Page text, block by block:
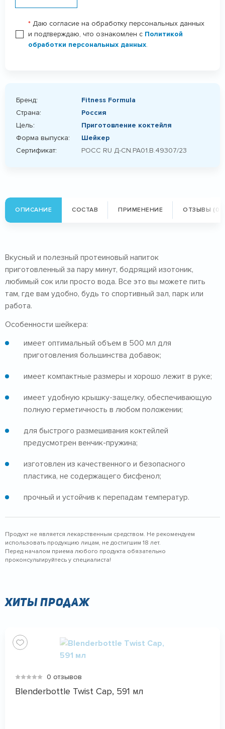
* Даю согласие на обработку персональных данных
и подтверждаю, что ознакомлен с Политикой
обработки персональных данных.
Бренд:
Fitness Formula
Страна:
Россия
Цель:
Приготовление коктейля
Форма выпуска:
Шейкер
Сертификат:
РОСС RU Д-CN.РА01.В.49307/23
ОПИСАНИЕ СОСТАВ ПРИМЕНЕНИЕ ОТЗЫВЫ (0)
Вкусный и полезный протеиновый напиток
приготовленный за пару минут, бодрящий изотоник,
любимый сок или просто вода. Все это вы можете пить
там, где вам удобно, будь то спортивный зал, парк или
работа.
Особенности шейкера:
имеет оптимальный объем в 500 мл для
приготовления большинства добавок;
имеет компактные размеры и хорошо лежит в руке;
имеет удобную крышку-защелку, обеспечивающую
полную герметичность в любом положении;
для быстрого размешивания коктейлей
предусмотрен венчик-пружина;
изготовлен из качественного и безопасного
пластика, не содержащего бисфенол;
прочный и устойчив к перепадам температур.
Продукт не является лекарственным средством. Не рекомендуем
использовать продукцию лицам, не достигшим 18 лет.
Перед началом приема любого продукта обязательно
проконсультируйтесь у специалиста!
Хиты продаж
0 отзывов
Blenderbottle Twist Cap, 591 мл